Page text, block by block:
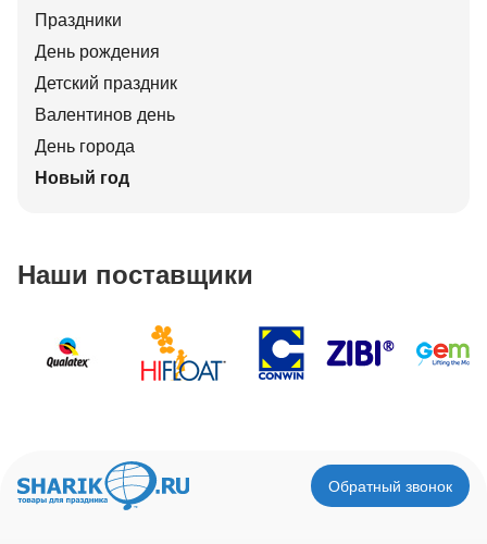
Праздники
День рождения
Детский праздник
Валентинов день
День города
Новый год
Наши поставщики
Обратный звонок